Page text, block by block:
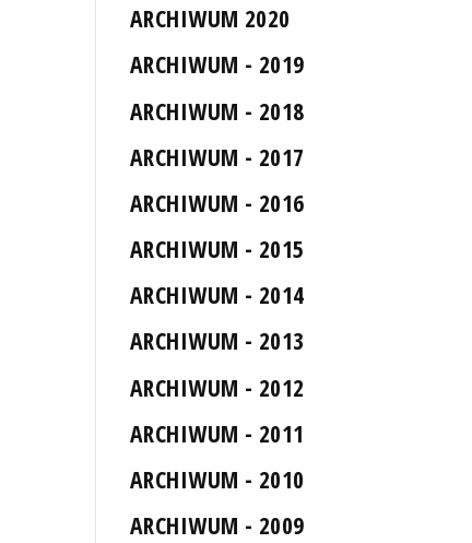
ARCHIWUM 2020
ARCHIWUM - 2019
ARCHIWUM - 2018
ARCHIWUM - 2017
ARCHIWUM - 2016
ARCHIWUM - 2015
ARCHIWUM - 2014
ARCHIWUM - 2013
ARCHIWUM - 2012
ARCHIWUM - 2011
ARCHIWUM - 2010
ARCHIWUM - 2009